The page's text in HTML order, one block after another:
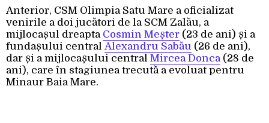
Anterior, CSM Olimpia Satu Mare a oficializat
venirile a doi jucători de la SCM Zalău, a
mijlocașul dreapta Cosmin Meșter (23 de ani) și a
fundașului central Alexandru Sabău (26 de ani),
dar și a mijlocașului central Mircea Donca(28 de
ani), care în stagiunea trecută a evoluat pentru
Minaur Baia Mare.